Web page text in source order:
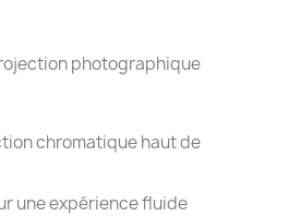
photographique
chromatique haut de
une expérience fluide